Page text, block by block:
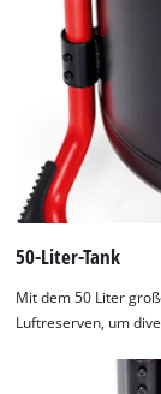
50-Liter-Tank
Mit dem 50 Liter
Luftreserven, um